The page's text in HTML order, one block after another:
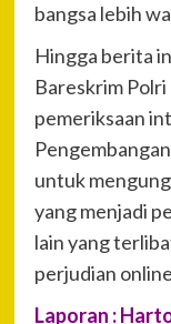
bangsa lebih
Hingga berita
Bareskrim
pemeriksaan
untuk
yang menjadi
lain yang
perjudian
Laporan :